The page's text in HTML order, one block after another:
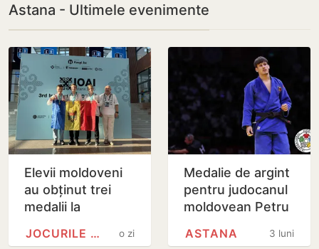
Astana - Ultimele evenimente
Elevii moldoveni
au obținut trei
medalii la
Internațională deo zi
JOCURILE OLIMPICE
Medalie de argint
pentru judocanul
moldovean Petru
Slam-ul din
3 luni
ASTANA